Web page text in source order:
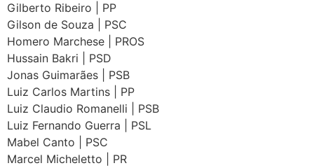
Gilberto Ribeiro | PP
Gilson de Souza | PSC
Homero Marchese | PROS
Hussain Bakri | PSD
Jonas Guimarães | PSB
Luiz Carlos Martins | PP
Luiz Claudio Romanelli | PSB
Luiz Fernando Guerra | PSL
Mabel Canto | PSC
Marcel Micheletto | PR